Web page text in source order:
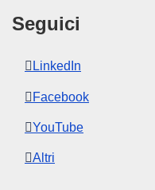
Seguici
LinkedIn
Facebook
YouTube
Altri